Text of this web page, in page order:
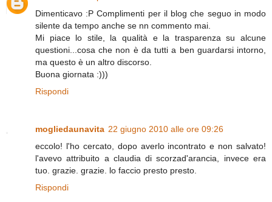
Dimenticavo :P Complimenti per il blog che seguo in modo
silente da tempo anche se nn commento mai.
Mi piace lo stile, la qualità e la trasparenza su alcune
questioni...cosa che non è da tutti a ben guardarsi intorno,
ma questo è un altro discorso.
Buona giornata :)))
Rispondi
mogliedaunavita 22 giugno 2010 alle ore 09:26
eccolo! l'ho cercato, dopo averlo incontrato e non salvato!
l'avevo attribuito a claudia di scorzad'arancia, invece era
tuo. grazie. grazie. lo faccio presto presto.
Rispondi